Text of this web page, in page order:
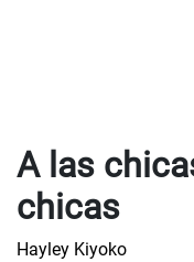
A las
chicas
Hayley Kiyoko